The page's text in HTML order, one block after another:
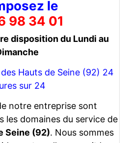
le
98 34 01
disposition du Lundi au
Hauts de Seine (92) 24
sur 24
notre entreprise sont
les domaines du service de
Seine (92). Nous sommes